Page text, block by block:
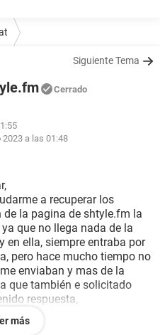
Siguiente Tema
Cerrado
2023 a las 01:48
a recuperar los
la pagina de shtyle.fm la
que no llega nada de la
en ella, siempre entraba por
pero hace mucho tiempo no
enviaban y mas de la
que también e solicitado
respuesta,
más